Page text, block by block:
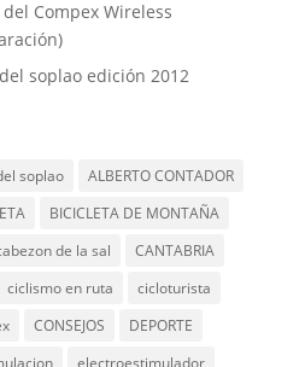
Compex Wireless
soplao edición 2012
soplao
ALBERTO CONTADOR
BICICLETA DE MONTAÑA
de la sal
CANTABRIA
ciclismo en ruta
cicloturista
CONSEJOS
DEPORTE
electroestimulador